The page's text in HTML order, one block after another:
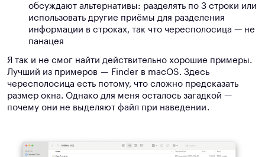
обсуждают альтернативы: разделять по 3 строки или
использовать другие приёмы для разделения
информации в строках, так что чересполосица — не
панацея
Я так и не смог найти действительно хорошие примеры.
Лучший из примеров — Finder в macOS. Здесь
чересполосица есть потому, что сложно предсказать
размер окна. Однако для меня осталось загадкой —
почему они не выделяют файл при наведении .